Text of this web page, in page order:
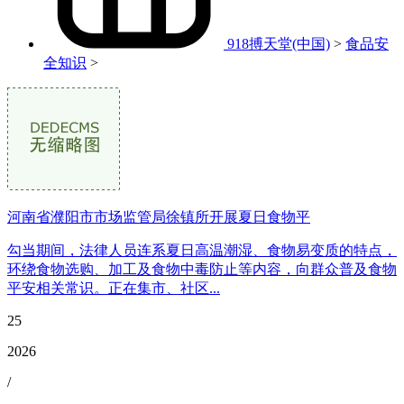
918搏天堂(中国) > 食品安
全知识 >
河南省濮阳市市场监管局徐镇所开展夏日食物平
勾当期间，法律人员连系夏日高温潮湿、食物易变质的特点，
环绕食物选购、加工及食物中毒防止等内容，向群众普及食物
平安相关常识。正在集市、社区...
25
2026
/